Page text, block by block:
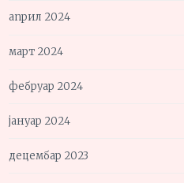
април 2024
март 2024
фебруар 2024
јануар 2024
децембар 2023